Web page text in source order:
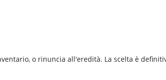
o rinuncia all'eredità. La scelta è